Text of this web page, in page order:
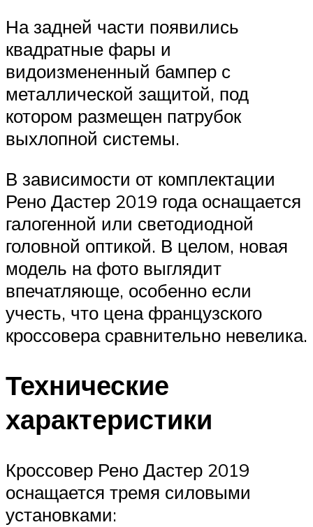
На задней части появились
квадратные фары и
видоизмененный бампер с
металлической защитой, под
котором размещен патрубок
выхлопной системы.
В зависимости от комплектации
Рено Дастер 2019 года оснащается
галогенной или светодиодной
головной оптикой. В целом, новая
модель на фото выглядит
впечатляюще, особенно если
учесть, что цена французского
кроссовера сравнительно невелика.
Технические
характеристики
Кроссовер Рено Дастер 2019
оснащается тремя силовыми
установками: